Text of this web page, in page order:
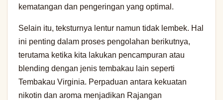
kematangan dan pengeringan yang optimal.
Selain itu, teksturnya lentur namun tidak lembek. Hal
ini penting dalam proses pengolahan berikutnya,
terutama ketika kita lakukan pencampuran atau
blending dengan jenis tembakau lain seperti
Tembakau Virginia. Perpaduan antara kekuatan
nikotin dan aroma menjadikan Rajangan